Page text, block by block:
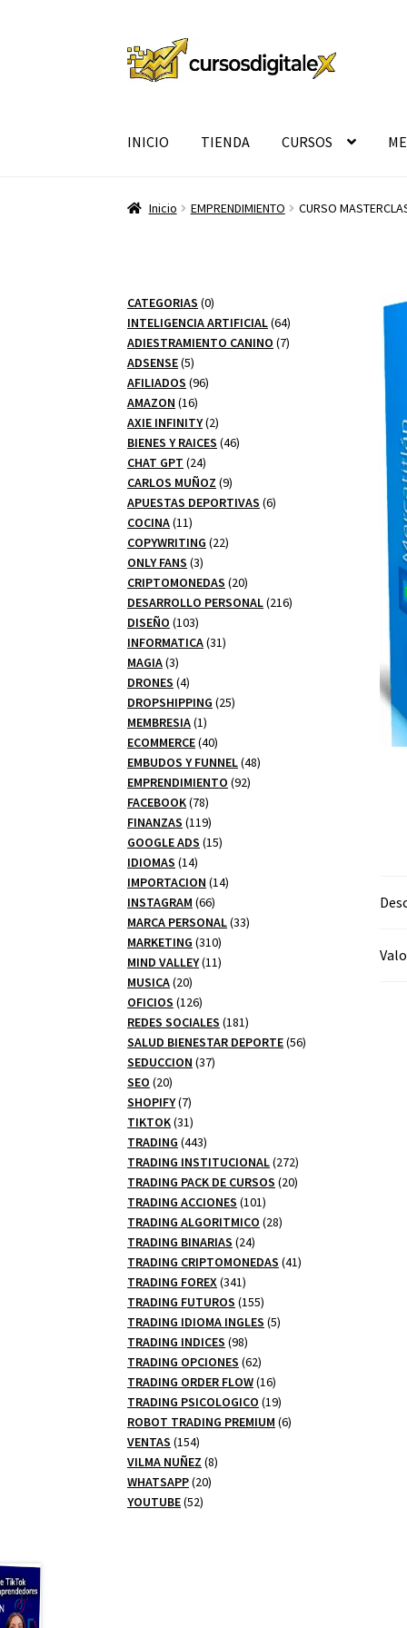
Ir
a
Ir
al
INICIO TIENDA CURSOS
Inicio EMPRENDIMIENTO CURSO
CATEGORIAS 00
productos
INTELIGENCIA ARTIFICIAL 6464
productos
ADIESTRAMIENTO CANINO 77
ADSENSE 55
productos
AFILIADOS 9696
AMAZON 1616
productos
AXIE INFINITY 22
productos
BIENES Y RAICES 4646
CHAT GPT 2424
productos
CARLOS MUÑOZ 99
productos
APUESTAS DEPORTIVAS 66
COCINA 1111
productos
COPYWRITING 2222
ONLY FANS 33
productos
CRIPTOMONEDAS 2020
productos
DESARROLLO PERSONAL 216216
DISEÑO 103103
productos
INFORMATICA 3131
MAGIA 33
productos
DRONES 44
productos
DROPSHIPPING 2525
MEMBRESIA 11
producto
ECOMMERCE 4040
productos
EMBUDOS Y FUNNEL 4848
EMPRENDIMIENTO 9292
FACEBOOK 7878
productos
FINANZAS 119119
productos
GOOGLE ADS 1515
IDIOMAS 1414
productos
IMPORTACION 1414
INSTAGRAM 6666
productos
MARCA PERSONAL 3333
MARKETING 310310
productos
MIND VALLEY 1111
MUSICA 2020
productos
OFICIOS 126126
productos
REDES SOCIALES 181181
productos
SALUD BIENESTAR DEPORTE 5656
SEDUCCION 3737
SEO 2020
productos
SHOPIFY 77
productos
TIKTOK 3131
productos
TRADING 443443
productos
TRADING INSTITUCIONAL 272272
productos
TRADING PACK DE CURSOS 2020
TRADING ACCIONES 101101
productos
TRADING ALGORITMICO 2828
TRADING BINARIAS 2424
productos
TRADING CRIPTOMONEDAS 4141
TRADING FOREX 341341
productos
TRADING FUTUROS 155155
productos
TRADING IDIOMA INGLES 55
TRADING INDICES 9898
productos
TRADING OPCIONES 6262
productos
TRADING ORDER FLOW 1616
productos
TRADING PSICOLOGICO 1919
productos
ROBOT TRADING PREMIUM 66
VENTAS 154154
productos
VILMA NUÑEZ 88
WHATSAPP 2020
YOUTUBE 5252